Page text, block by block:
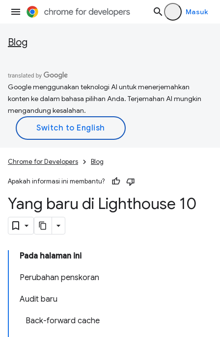
Masuk
Blog
Google menggunakan teknologi AI untuk menerjemahkan
konten ke dalam bahasa pilihan Anda. Terjemahan AI mungkin
mengandung kesalahan.
Chrome for Developers Blog
Apakah informasi ini membantu?
Yang baru di Lighthouse 10
Pada halaman ini
Perubahan penskoran
Audit baru
Back-forward cache